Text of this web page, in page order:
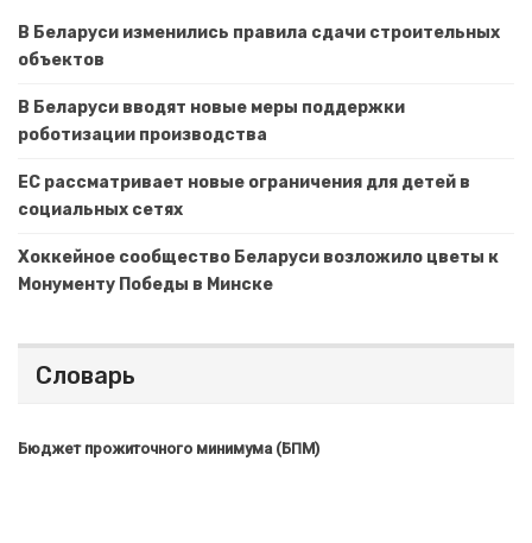
В Беларуси изменились правила сдачи строительных
объектов
В Беларуси вводят новые меры поддержки
роботизации производства
ЕС рассматривает новые ограничения для детей в
социальных сетях
Хоккейное сообщество Беларуси возложило цветы к
Монументу Победы в Минске
Словарь
Бюджет прожиточного минимума (БПМ)